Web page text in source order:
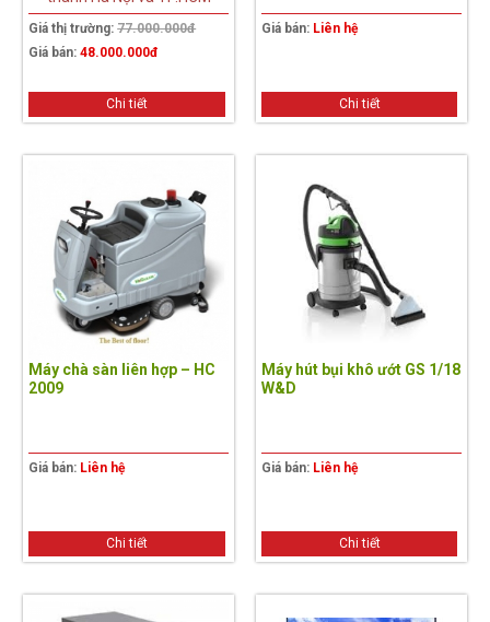
Giá thị trường:77.000.000đ
Giá bán:48.000.000đ
Chi tiết
Giá bán: Liên hệ
Chi tiết
Máy chà sàn liên hợp – HC
2009
Giá bán: Liên hệ
Chi tiết
Máy hút bụi khô ướt GS 1/18
W&D
Giá bán: Liên hệ
Chi tiết